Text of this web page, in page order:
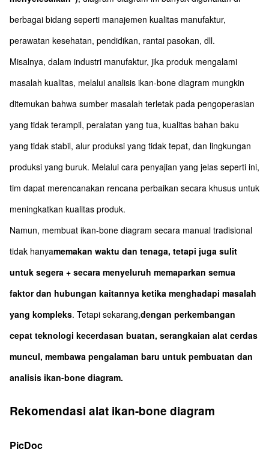
berbagai bidang seperti manajemen kualitas manufaktur,
perawatan kesehatan, pendidikan, rantai pasokan, dll.
Misalnya, dalam industri manufaktur, jika produk mengalami
masalah kualitas, melalui analisis ikan-bone diagram mungkin
ditemukan bahwa sumber masalah terletak pada pengoperasian
yang tidak terampil, peralatan yang tua, kualitas bahan baku
yang tidak stabil, alur produksi yang tidak tepat, dan lingkungan
produksi yang buruk. Melalui cara penyajian yang jelas seperti ini,
tim dapat merencanakan rencana perbaikan secara khusus untuk
meningkatkan kualitas produk.
Namun, membuat ikan-bone diagram secara manual tradisional
tidak hanyamemakan waktu dan tenaga, tetapi juga sulit
untuk segera + secara menyeluruh memaparkan semua
faktor dan hubungan kaitannya ketika menghadapi masalah
yang kompleks. Tetapi sekarang,dengan perkembangan
cepat teknologi kecerdasan buatan, serangkaian alat cerdas
muncul, membawa pengalaman baru untuk pembuatan dan
analisis ikan-bone diagram.
Rekomendasi alat ikan-bone diagram
PicDoc